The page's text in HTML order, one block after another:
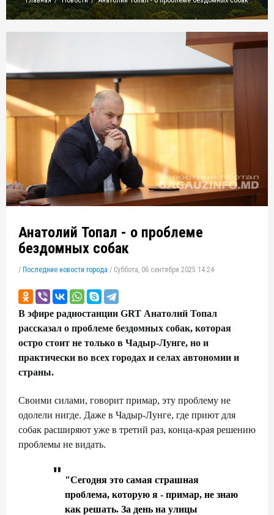
Анатолий Топал - о проблеме
бездомных собак
/ Последние новости города / Суббота, 06 сентября 2025 14:24
В эфире радиостанции GRT Анатолий Топал
рассказал о проблеме бездомных собак, которая
остро стоит не только в Чадыр-Лунге, но и
практически во всех городах и селах автономии и
страны.
Своими силами, говорит примар, эту проблему не
одолели нигде. Даже в Чадыр-Лунге, где приют для
собак расширяют уже в третий раз, конца-края решению
проблемы не видать.
"Сегодня это самая страшная
проблема, которую я - примар, не знаю
как решать. За день на улицы